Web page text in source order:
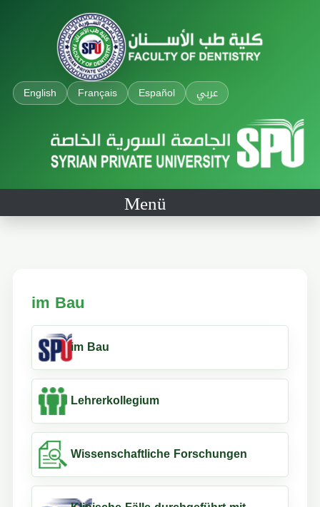
English Français Español عربي
Menü
im Bau
im Bau
Lehrerkollegium
Wissenschaftliche Forschungen